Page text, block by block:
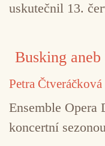
uskutečnil 13.
Busking
Petra Čtveráčková
Ensemble Opera
koncertní